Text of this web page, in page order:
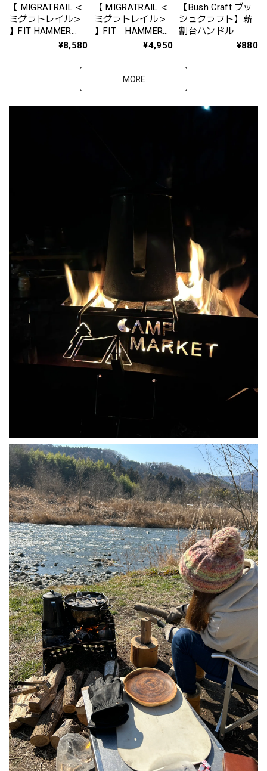
【 MIGRATRAIL ＜
ミグラトレイル＞
】FIT HAMMER
with TOOL BOX
ーウィズツールボ
¥8,580
【 MIGRATRAIL ＜
ミグラトレイル＞
】FIT HAMMER
（フィットハンマ
コヨーテ 〛G6425
MT44-1500/1501
¥4,950
【Bush Craft ブッ
シュクラフト】薪
割台ハンドル
¥880
MORE